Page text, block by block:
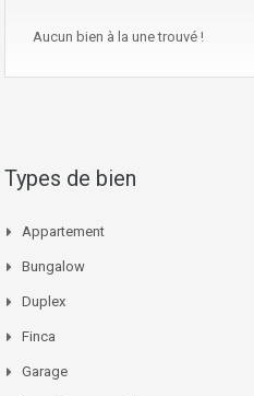
Aucun bien à la une trouvé !
Types de bien
Appartement
Bungalow
Duplex
Finca
Garage